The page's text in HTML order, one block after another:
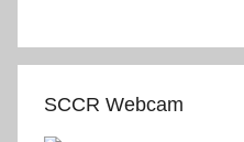
SCCR Webcam